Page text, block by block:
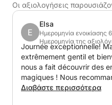
ελευθερία και άνεση.
Αυτό που κάνει αυτή την
είναι η ευελιξία και η
γιορτάσετε γενέθλια
αγαπημένη σας λίστα
απολαύσετε ένα
αγκυροβολημένο;
είναι γρήγορο,
Οι αξιολογήσεις
E
Elsa
Ημερομηνία ενοικίασης
Ημερομηνία της
Journée exceptionnelle!
extrêmement gentil et
nous a fait découvrir des
magiques ! Nous
fortement.
Διαβάστε περισσότερα